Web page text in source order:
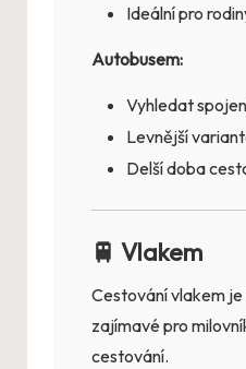
Ideální pro
Autobusem:
Vyhledat
Levnější
Delší doba
🚆 Vlakem
Cestování vlakem
zajímavé pro
cestování.